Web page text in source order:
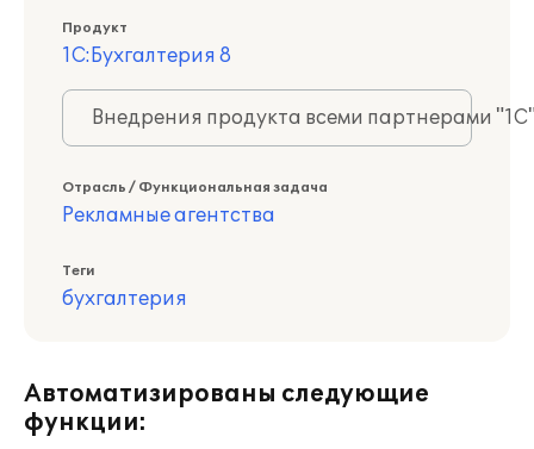
Продукт
1С:Бухгалтерия 8
Внедрения продукта всеми партнерами
Отрасль / Функциональная задача
Рекламные агентства
Теги
бухгалтерия
Автоматизированы следующие
функции: